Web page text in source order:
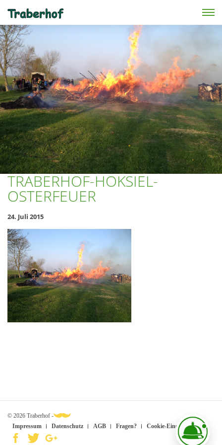
Skip to main content
TRABERHOF-HOKSIEL-
OSTERFEUER
24. Juli 2015
© 2026 Traberhof -
Impressum
Datenschutz AGB Fragen? Cookie-Einstellungen